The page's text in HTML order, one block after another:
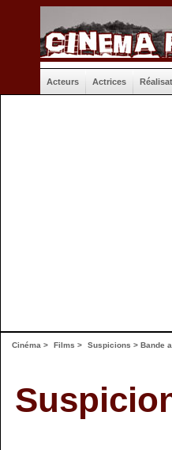
Acteurs Actrices
Cinéma > Films > Suspicions > Bande